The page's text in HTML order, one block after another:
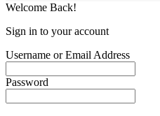
Welcome Back!
Sign in to your account
Username or Email Address
Password